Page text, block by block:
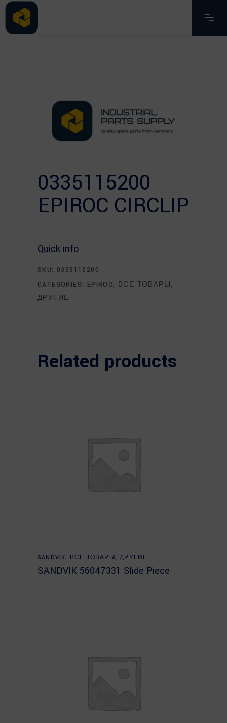
0335115200
EPIROC CIRCLIP
Quick info
SKU: 0335115200
CATEGORIES: EPIROC, ВСЕ ТОВАРЫ,
ДРУГИЕ
Related products
Read more
SANDVIK, ВСЕ ТОВАРЫ ,ДРУГИЕ
SANDVIK 56047331 Slide Piece